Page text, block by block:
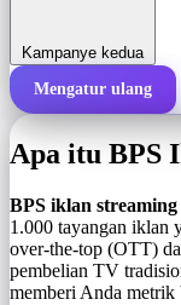
Kampanye kedua
Total biaya kampanye
Jumlah tayangan
Mengatur ulang
Apa itu BPS
BPS iklan streaming
1.000 tayangan iklan
over-the-top (OTT)
pembelian TV
memberi Anda metrik